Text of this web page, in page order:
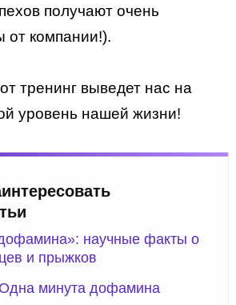
получают очень
от компании!).
тренинг выведет нас на
уровень нашей жизни!
научные факты о
и прыжков
минута дофамина